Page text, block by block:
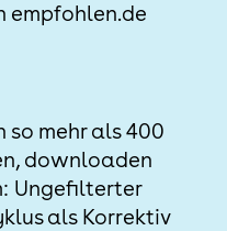
empfohlen.de
so mehr als 400
downloaden
Ungefilterter
als Korrektiv